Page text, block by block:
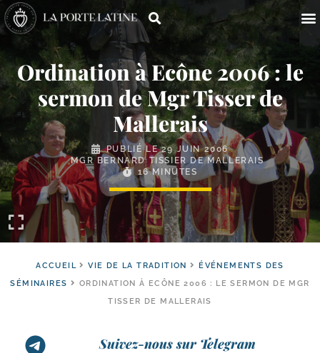
Ordination à Ecône 2006 : le
sermon de Mgr Tisser de
Mallerais
PUBLIÉ LE29 JUIN 2006
MGR BERNARD TISSIER DE MALLERAIS
16 MINUTES
ACCUEIL VIE DE LA TRADITION
ÉVÉNEMENTS DES
SÉMINAIRES
ORDINATION À ECÔNE 2006 : LE SERMON DE MGR
TISSER DE MALLERAIS
Suivez-nous sur Telegram